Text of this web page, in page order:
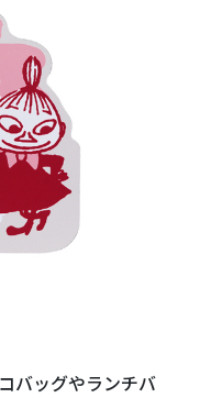
バッグやランチバ